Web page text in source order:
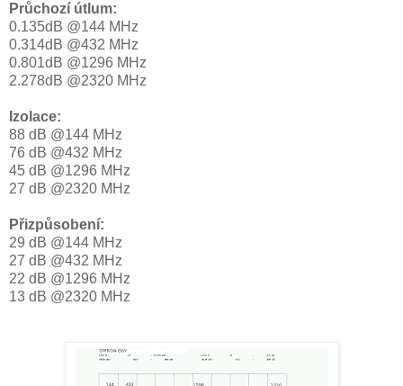
Průchozí útlum:
0.135dB @144 MHz
0.314dB @432 MHz
0.801dB @1296 MHz
2.278dB @2320 MHz
Izolace:
88 dB @144 MHz
76 dB @432 MHz
45 dB @1296 MHz
27 dB @2320 MHz
Přizpůsobení:
29 dB @144 MHz
27 dB @432 MHz
22 dB @1296 MHz
13 dB @2320 MHz